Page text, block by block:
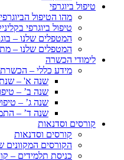
טיפול ביוגרפי
מהו הטיפול
טיפול ביוגרפי
המטפלים שלנו –
המטפלים שלנו –
לימודי הכשרה
מידע כללי –
שנה א' – שנת
שנה ב’ –
שנה ג’ –
שנה ד’ –
קורסים וסדנאות
קורסים וסדנאות
הקורסים המקוונים
כניסת תלמידים –